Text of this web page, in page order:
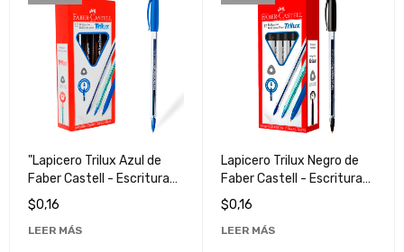
"Lapicero Trilux Azul de
Faber Castell - Escritura
Suave y Duradera"
$0,16
LEER MÁS
Lapicero Trilux Negro de
Faber Castell - Escritura
Suave y Duradera
$0,16
LEER MÁS